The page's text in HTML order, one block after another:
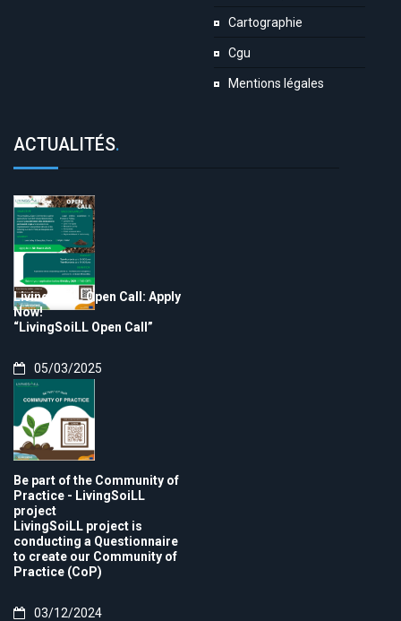
Cartographie
Cgu
Mentions légales
ACTUALITÉS.
LivingSoiLL Open Call: Apply
Now!
“LivingSoiLL Open Call”
05/03/2025
Be part of the Community of
Practice - LivingSoiLL
project
LivingSoiLL project is
conducting a Questionnaire
to create our Community of
Practice (CoP)
03/12/2024